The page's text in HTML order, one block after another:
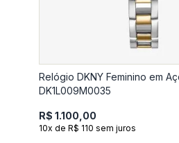
Relógio DKNY Feminino em
DK1L009M0035
R$ 1.100,00
10x de R$ 110 sem juros